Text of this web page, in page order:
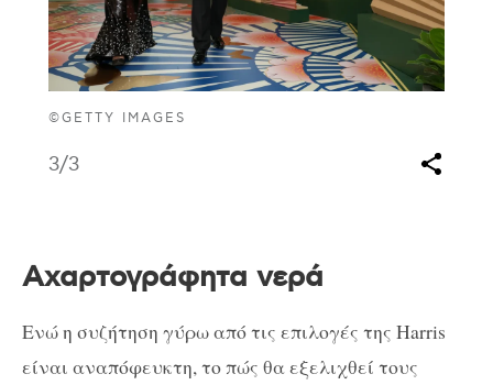
©GETTY IMAGES
3/3
Αχαρτογράφητα νερά
Ενώ η συζήτηση γύρω από τις επιλογές της Harris
είναι αναπόφευκτη, το πώς θα εξελιχθεί τους